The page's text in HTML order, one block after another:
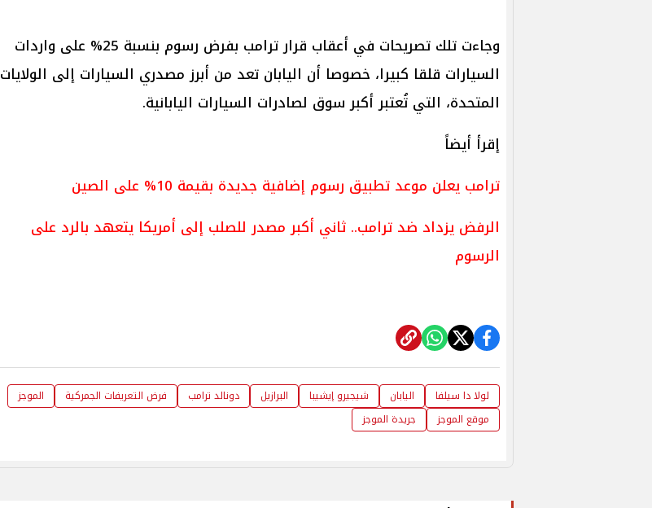
وجاءت تلك تصريحات في أعقاب قرار ترامب بفرض رسوم بنسبة 25% على واردات
السيارات قلقا كبيرا، خصوصا أن اليابان تعد من أبرز مصدري السيارات إلى الولايات
المتحدة، التي تُعتبر أكبر سوق لصادرات السيارات اليابانية.
إقرأ أيضاً
ترامب يعلن موعد تطبيق رسوم إضافية جديدة بقيمة 10% على الصين
الرفض يزداد ضد ترامب.. ثاني أكبر مصدر للصلب إلى أمريكا يتعهد بالرد على
الرسوم
لولا دا سيلفا اليابان شيجيرو إيشيبا البرازيل ​دونالد ترامب فرض التعريفات الجمركية
الموجز
موقع الموجز
جريدة الموجز